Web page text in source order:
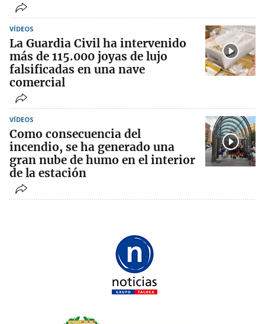
VÍDEOS
La Guardia Civil ha intervenido
más de 115.000 joyas de lujo
falsificadas en una nave
comercial
VÍDEOS
Como consecuencia del
incendio, se ha generado una
gran nube de humo en el interior
de la estación